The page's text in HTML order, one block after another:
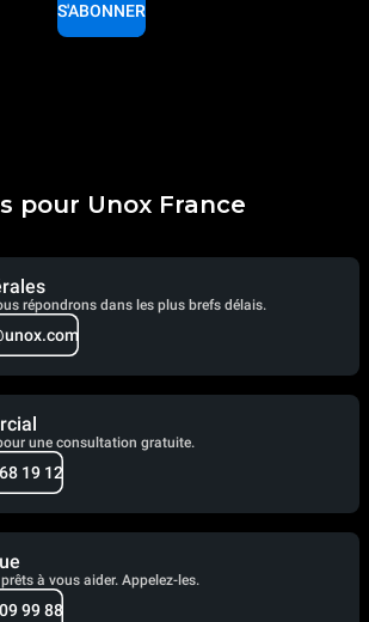
S'ABONNER
pour Unox France
répondrons dans les plus brefs délais.
une consultation gratuite.
19 12
à vous aider. Appelez-les.
99 88